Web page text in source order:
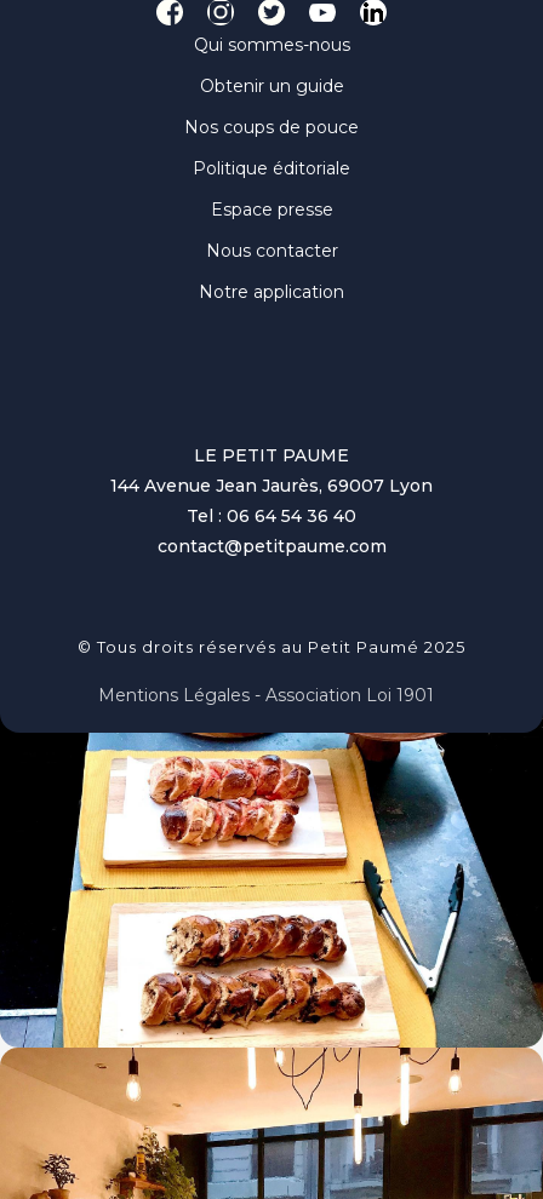
Qui sommes-nous
Obtenir un guide
Nos coups de pouce
Politique éditoriale
Espace presse
Nous contacter
Notre application
LE PETIT PAUME
144 Avenue Jean Jaurès, 69007 Lyon
Tel : 06 64 54 36 40
contact@petitpaume.com
© Tous droits réservés au Petit Paumé 2025
Mentions Légales - Association Loi 1901